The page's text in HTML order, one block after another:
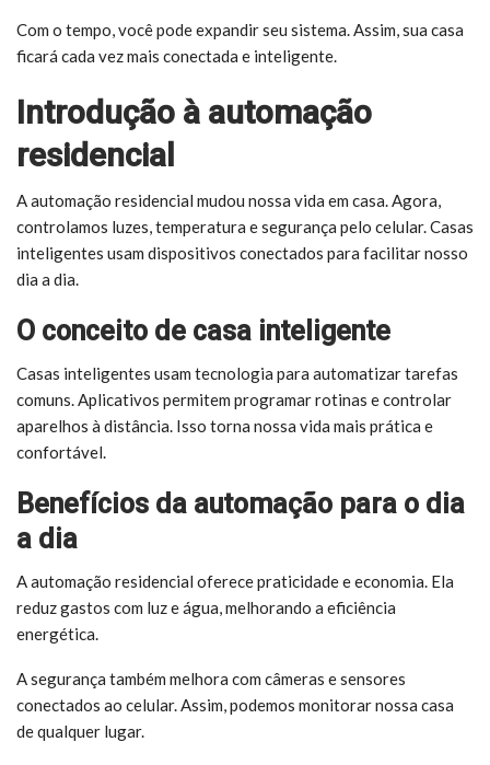
Com o tempo, você pode expandir seu sistema. Assim, sua casa
ficará cada vez mais conectada e inteligente.
Introdução à automação
residencial
A automação residencial mudou nossa vida em casa. Agora,
controlamos luzes, temperatura e segurança pelo celular. Casas
inteligentes usam dispositivos conectados para facilitar nosso
dia a dia.
O conceito de casa inteligente
Casas inteligentes usam tecnologia para automatizar tarefas
comuns. Aplicativos permitem programar rotinas e controlar
aparelhos à distância. Isso torna nossa vida mais prática e
confortável.
Benefícios da automação para o dia
a dia
A automação residencial oferece praticidade e economia. Ela
reduz gastos com luz e água, melhorando a eficiência
energética.
A segurança também melhora com câmeras e sensores
conectados ao celular. Assim, podemos monitorar nossa casa
de qualquer lugar.